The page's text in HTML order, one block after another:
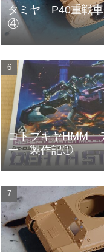
タミヤ P40重戦
④
コトブキヤHMM
ー 製作記①